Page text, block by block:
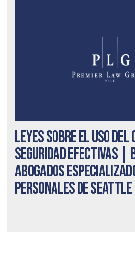
Leyes sobre el uso
seguridad efectivas |
abogados
personales de Seattle